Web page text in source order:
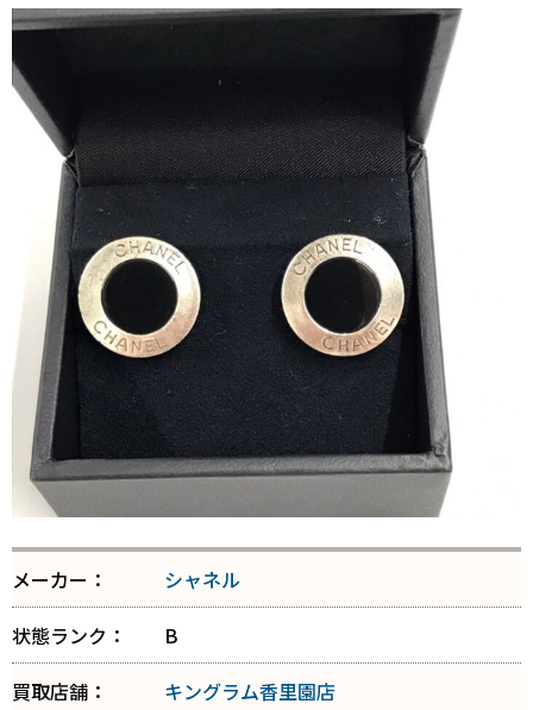
メーカー：
シャネル
状態ランク：
B
買取店舗：
キングラム香里園店